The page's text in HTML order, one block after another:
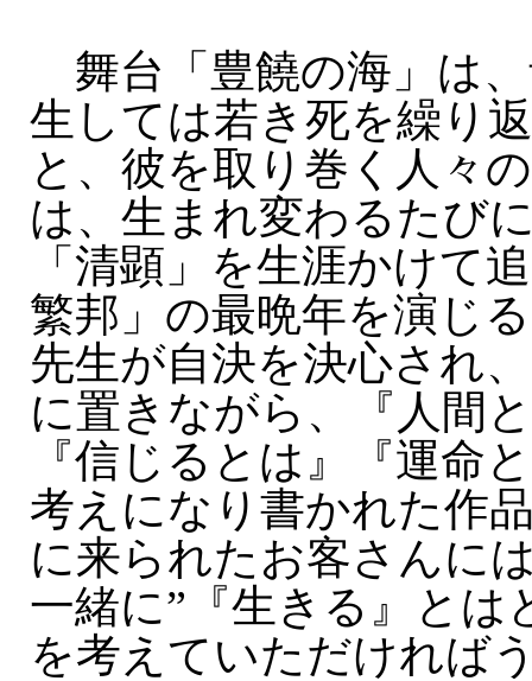
舞台「豊饒の海」は
生しては若き死を繰り
と、彼を取り巻く人々
は、生まれ変わるたび
「清顕」を生涯かけて
繁邦」の最晩年を演じ
先生が自決を決心され
に置きながら、『人間
『信じるとは』『運命
考えになり書かれた作
に来られたお客さんに
一緒に”『生きる』とは
を考えていただければ